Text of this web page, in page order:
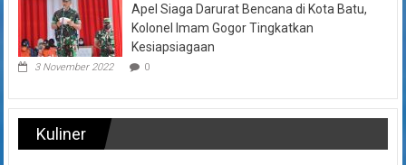
Apel Siaga Darurat Bencana di Kota Batu,
Kolonel Imam Gogor Tingkatkan
Kesiapsiagaan
3 November 2022 0
Kuliner